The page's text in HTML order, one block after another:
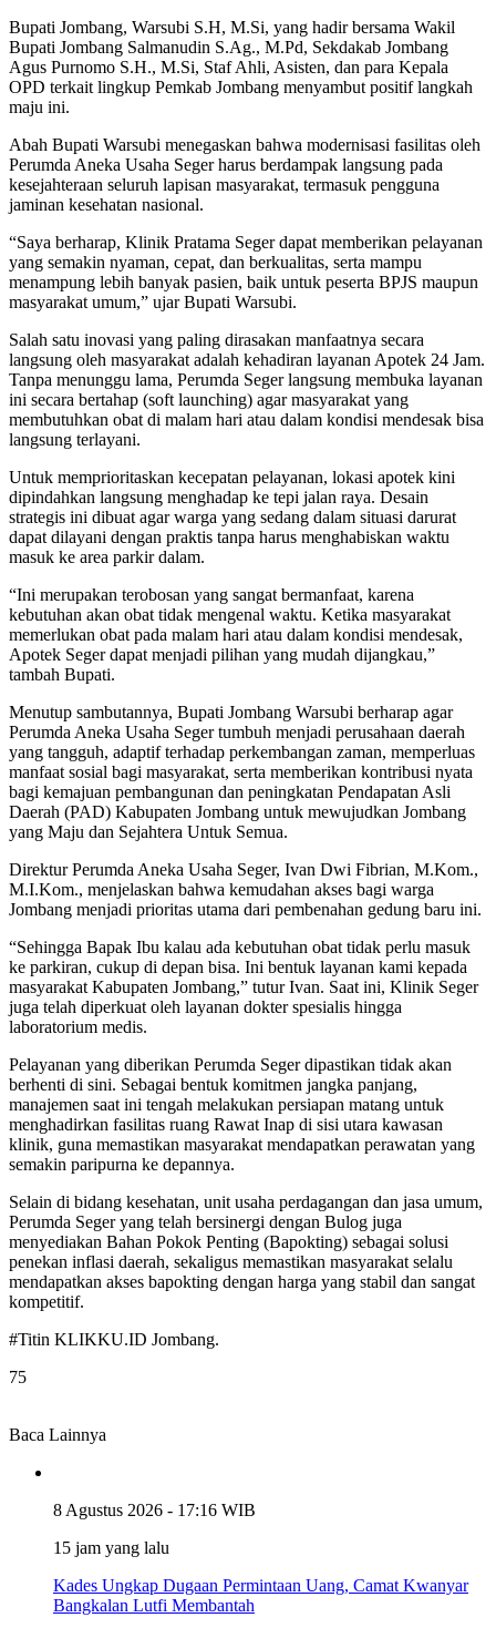
Bupati Jombang, Warsubi S.H, M.Si, yang hadir bersama Wakil
Bupati Jombang Salmanudin S.Ag., M.Pd, Sekdakab Jombang
Agus Purnomo S.H., M.Si, Staf Ahli, Asisten, dan para Kepala
OPD terkait lingkup Pemkab Jombang menyambut positif langkah
maju ini.
Abah Bupati Warsubi menegaskan bahwa modernisasi fasilitas oleh
Perumda Aneka Usaha Seger harus berdampak langsung pada
kesejahteraan seluruh lapisan masyarakat, termasuk pengguna
jaminan kesehatan nasional.
“Saya berharap, Klinik Pratama Seger dapat memberikan pelayanan
yang semakin nyaman, cepat, dan berkualitas, serta mampu
menampung lebih banyak pasien, baik untuk peserta BPJS maupun
masyarakat umum,” ujar Bupati Warsubi.
Salah satu inovasi yang paling dirasakan manfaatnya secara
langsung oleh masyarakat adalah kehadiran layanan Apotek 24 Jam.
Tanpa menunggu lama, Perumda Seger langsung membuka layanan
ini secara bertahap (soft launching) agar masyarakat yang
membutuhkan obat di malam hari atau dalam kondisi mendesak bisa
langsung terlayani.
Untuk memprioritaskan kecepatan pelayanan, lokasi apotek kini
dipindahkan langsung menghadap ke tepi jalan raya. Desain
strategis ini dibuat agar warga yang sedang dalam situasi darurat
dapat dilayani dengan praktis tanpa harus menghabiskan waktu
masuk ke area parkir dalam.
“Ini merupakan terobosan yang sangat bermanfaat, karena
kebutuhan akan obat tidak mengenal waktu. Ketika masyarakat
memerlukan obat pada malam hari atau dalam kondisi mendesak,
Apotek Seger dapat menjadi pilihan yang mudah dijangkau,”
tambah Bupati.
Menutup sambutannya, Bupati Jombang Warsubi berharap agar
Perumda Aneka Usaha Seger tumbuh menjadi perusahaan daerah
yang tangguh, adaptif terhadap perkembangan zaman, memperluas
manfaat sosial bagi masyarakat, serta memberikan kontribusi nyata
bagi kemajuan pembangunan dan peningkatan Pendapatan Asli
Daerah (PAD) Kabupaten Jombang untuk mewujudkan Jombang
yang Maju dan Sejahtera Untuk Semua.
Direktur Perumda Aneka Usaha Seger, Ivan Dwi Fibrian, M.Kom.,
M.I.Kom., menjelaskan bahwa kemudahan akses bagi warga
Jombang menjadi prioritas utama dari pembenahan gedung baru ini.
“Sehingga Bapak Ibu kalau ada kebutuhan obat tidak perlu masuk
ke parkiran, cukup di depan bisa. Ini bentuk layanan kami kepada
masyarakat Kabupaten Jombang,” tutur Ivan. Saat ini, Klinik Seger
juga telah diperkuat oleh layanan dokter spesialis hingga
laboratorium medis.
Pelayanan yang diberikan Perumda Seger dipastikan tidak akan
berhenti di sini. Sebagai bentuk komitmen jangka panjang,
manajemen saat ini tengah melakukan persiapan matang untuk
menghadirkan fasilitas ruang Rawat Inap di sisi utara kawasan
klinik, guna memastikan masyarakat mendapatkan perawatan yang
semakin paripurna ke depannya.
Selain di bidang kesehatan, unit usaha perdagangan dan jasa umum,
Perumda Seger yang telah bersinergi dengan Bulog juga
menyediakan Bahan Pokok Penting (Bapokting) sebagai solusi
penekan inflasi daerah, sekaligus memastikan masyarakat selalu
mendapatkan akses bapokting dengan harga yang stabil dan sangat
kompetitif.
#Titin KLIKKU.ID Jombang.
75
Baca Lainnya
8 Agustus 2026 - 17:16 WIB
15 jam yang lalu
Kades Ungkap Dugaan Permintaan Uang, Camat Kwanyar
Bangkalan Lutfi Membantah